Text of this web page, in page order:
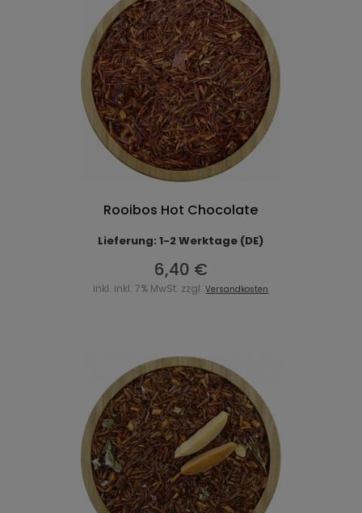
Rooibos Hot Chocolate
Lieferung: 1-2 Werktage (DE)
6,40 €
inkl. inkl. 7% MwSt. zzgl.Versandkosten